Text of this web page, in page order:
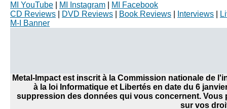
MI YouTube
MI Instagram
MI Facebook
CD Reviews
DVD Reviews Book Reviews Interviews
M-I Banner
Metal-Impact est inscrit à la Commission nationale de
à la loi Informatique et Libertés en date du 6
suppression des données qui vous concernent.
sur vos